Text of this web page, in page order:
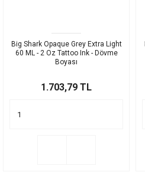
Big Shark Opaque Grey Extra Light
60 ML - 2 Oz Tattoo Ink - Dövme
Boyası
1.703,79 TL